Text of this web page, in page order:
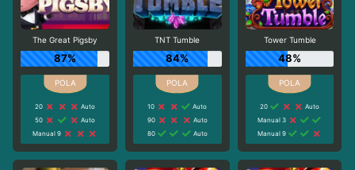
The Great Pigsby
87%
20
Auto
50
Auto
Manual 9
TNT Tumble
84%
10
Auto
90
Auto
80
Auto
Tower Tumble
48%
20
Auto
Manual 3
Manual 9